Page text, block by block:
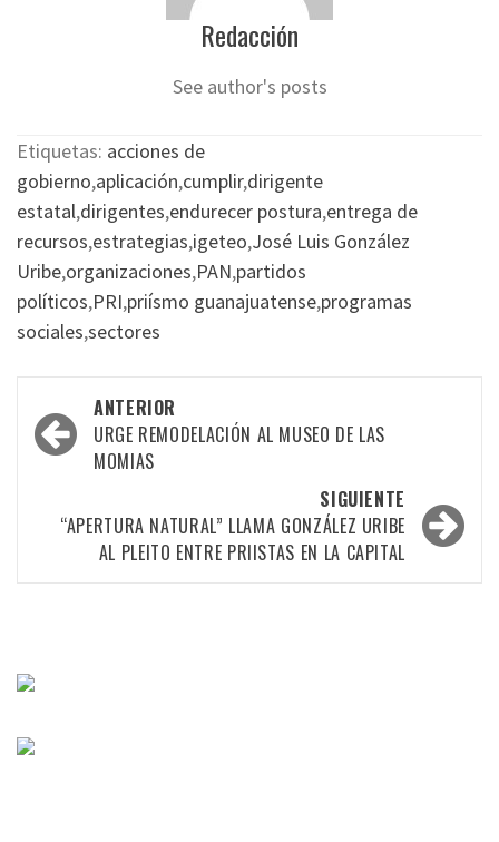
Redacción
See author's posts
Etiquetas: acciones de
gobierno,aplicación,cumplir,dirigente
estatal,dirigentes,endurecer postura,entrega de
recursos,estrategias,igeteo,José Luis González
Uribe,organizaciones,PAN,partidos
políticos,PRI,priísmo guanajuatense,programas
sociales,sectores
Navegación
por
entradas
ANTERIOR
URGE REMODELACIÓN AL MUSEO DE LAS
MOMIAS
SIGUIENTE
“APERTURA NATURAL” LLAMA GONZÁLEZ URIBE
AL PLEITO ENTRE PRIISTAS EN LA CAPITAL